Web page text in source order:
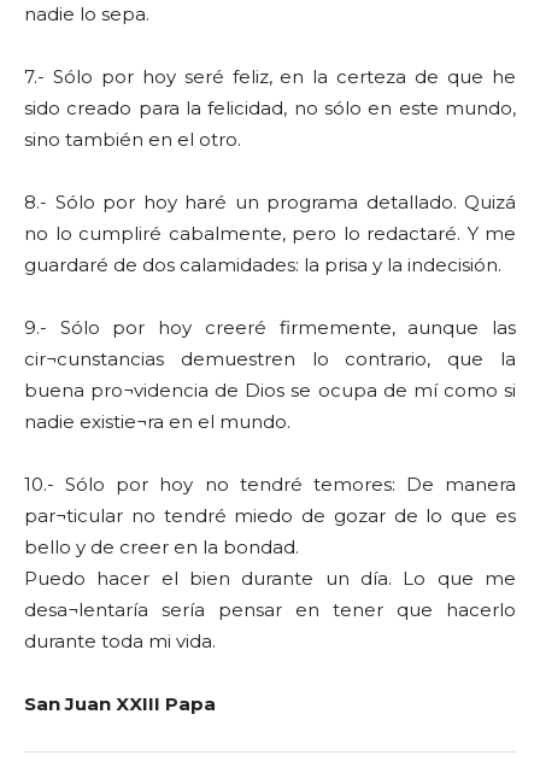
nadie lo sepa.
7.- Sólo por hoy seré feliz, en la certeza de que he
sido creado para la felicidad, no sólo en este mundo,
sino también en el otro.
8.- Sólo por hoy haré un programa detallado. Quizá
no lo cumpliré cabalmente, pero lo redactaré. Y me
guardaré de dos calamidades: la prisa y la indecisión.
9.- Sólo por hoy creeré firmemente, aunque las
cir¬cunstancias demuestren lo contrario, que la
buena pro¬videncia de Dios se ocupa de mí como si
nadie existie¬ra en el mundo.
10.- Sólo por hoy no tendré temores: De manera
par¬ticular no tendré miedo de gozar de lo que es
bello y de creer en la bondad.
Puedo hacer el bien durante un día. Lo que me
desa¬lentaría sería pensar en tener que hacerlo
durante toda mi vida.
San Juan XXIII Papa